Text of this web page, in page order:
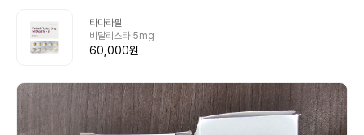
타다라필
비달리스타 5mg
60,000원